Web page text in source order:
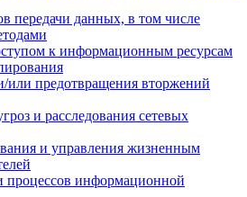
передачи данных, в том числе
к информационным ресурсам
или предотвращения вторжений
и расследования сетевых
и управления жизненным
процессов информационной